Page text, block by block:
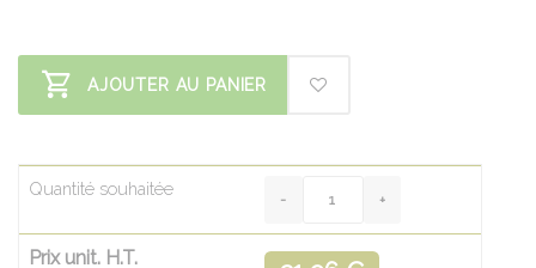
AJOUTER AU PANIER
Quantité souhaitée
Prix unit. H.T.